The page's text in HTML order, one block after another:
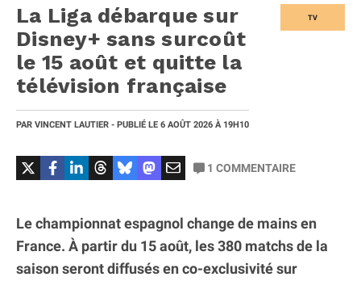
TV
La Liga débarque sur
Disney+ sans surcoût
le 15 août et quitte la
télévision française
PAR VINCENT LAUTIER - PUBLIÉ LE 6 AOÛT 2026 À 19H10
1 COMMENTAIRE
Le championnat espagnol change de mains en
France. À partir du 15 août, les 380 matchs de la
saison seront diffusés en co-exclusivité sur